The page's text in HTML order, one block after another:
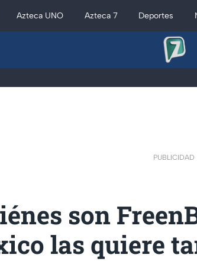
Azteca UNO Azteca 7 Deportes
PUBLICIDAD
son
las quiere